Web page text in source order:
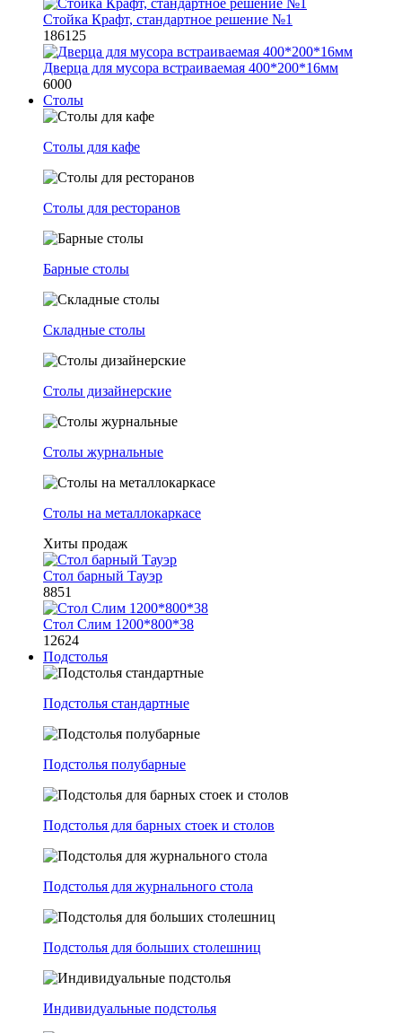
Стойка Крафт, стандартное решение №1
186125
Дверца для мусора встраиваемая 400*200*16мм
6000
Столы
Столы для кафе
Столы для ресторанов
Барные столы
Складные столы
Столы дизайнерские
Столы журнальные
Столы на металлокаркасе
Хиты продаж
Стол барный Тауэр
8851
Стол Слим 1200*800*38
12624
Подстолья
Подстолья стандартные
Подстолья полубарные
Подстолья для барных стоек и столов
Подстолья для журнального стола
Подстолья для больших столешниц
Индивидуальные подстолья